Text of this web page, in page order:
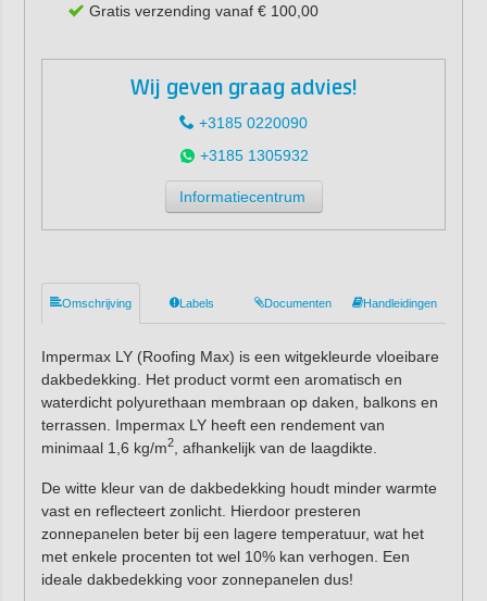
Gratis verzending vanaf € 100,00
Wij geven graag advies!
+3185 0220090
+3185 1305932
Informatiecentrum
Omschrijving Labels Documenten Handleidingen
Impermax LY (Roofing Max) is een witgekleurde vloeibare
dakbedekking. Het product vormt een aromatisch en
waterdicht polyurethaan membraan op daken, balkons en
terrassen. Impermax LY heeft een rendement van
minimaal 1,6 kg/m2, afhankelijk van de laagdikte.
De witte kleur van de dakbedekking houdt minder warmte
vast en reflecteert zonlicht. Hierdoor presteren
zonnepanelen beter bij een lagere temperatuur, wat het
met enkele procenten tot wel 10% kan verhogen. Een
ideale dakbedekking voor zonnepanelen dus!